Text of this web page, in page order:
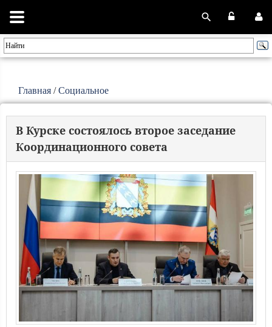
Главная /Социальное
В Курске состоялось второе заседание
Координационного совета